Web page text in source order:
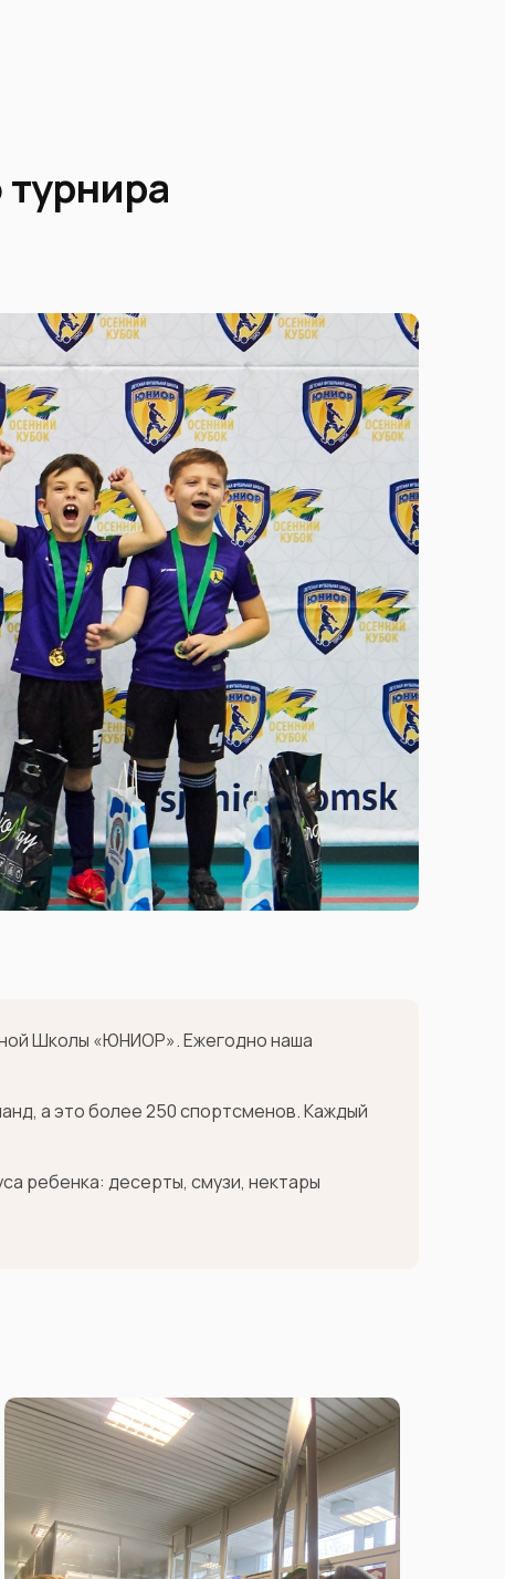
Школы «ЮНИОР». Ежегодно наша
а это более 250 спортсменов. Каждый
ребенка: десерты, смузи, нектары